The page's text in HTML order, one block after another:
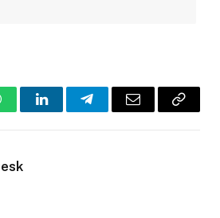
LinkedInTelegramEmail
Copy